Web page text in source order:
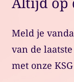
Meld je
van de
met onze